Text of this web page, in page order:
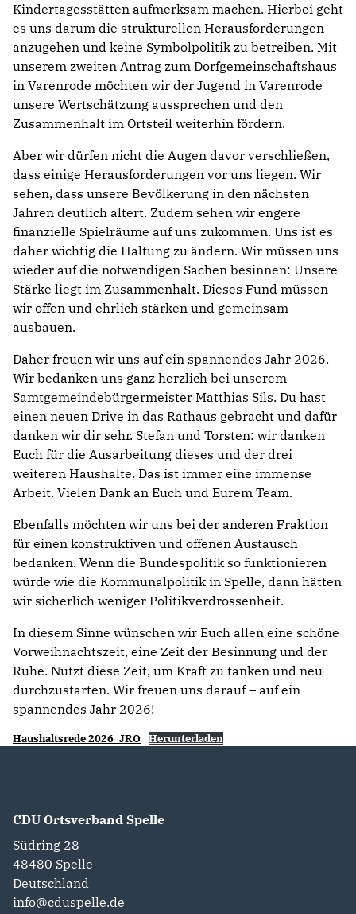
Kindertagesstätten aufmerksam machen. Hierbei geht
es uns darum die strukturellen Herausforderungen
anzugehen und keine Symbolpolitik zu betreiben. Mit
unserem zweiten Antrag zum Dorfgemeinschaftshaus
in Varenrode möchten wir der Jugend in Varenrode
unsere Wertschätzung aussprechen und den
Zusammenhalt im Ortsteil weiterhin fördern.
Aber wir dürfen nicht die Augen davor verschließen,
dass einige Herausforderungen vor uns liegen. Wir
sehen, dass unsere Bevölkerung in den nächsten
Jahren deutlich altert. Zudem sehen wir engere
finanzielle Spielräume auf uns zukommen. Uns ist es
daher wichtig die Haltung zu ändern. Wir müssen uns
wieder auf die notwendigen Sachen besinnen: Unsere
Stärke liegt im Zusammenhalt. Dieses Fund müssen
wir offen und ehrlich stärken und gemeinsam
ausbauen.
Daher freuen wir uns auf ein spannendes Jahr 2026.
Wir bedanken uns ganz herzlich bei unserem
Samtgemeindebürgermeister Matthias Sils. Du hast
einen neuen Drive in das Rathaus gebracht und dafür
danken wir dir sehr. Stefan und Torsten: wir danken
Euch für die Ausarbeitung dieses und der drei
weiteren Haushalte. Das ist immer eine immense
Arbeit. Vielen Dank an Euch und Eurem Team.
Ebenfalls möchten wir uns bei der anderen Fraktion
für einen konstruktiven und offenen Austausch
bedanken. Wenn die Bundespolitik so funktionieren
würde wie die Kommunalpolitik in Spelle, dann hätten
wir sicherlich weniger Politikverdrossenheit.
In diesem Sinne wünschen wir Euch allen eine schöne
Vorweihnachtszeit, eine Zeit der Besinnung und der
Ruhe. Nutzt diese Zeit, um Kraft zu tanken und neu
durchzustarten. Wir freuen uns darauf – auf ein
spannendes Jahr 2026!
Haushaltsrede 2026_JRO Herunterladen
CDU Ortsverband Spelle
Südring 28
48480 Spelle
Deutschland
info@cduspelle.de